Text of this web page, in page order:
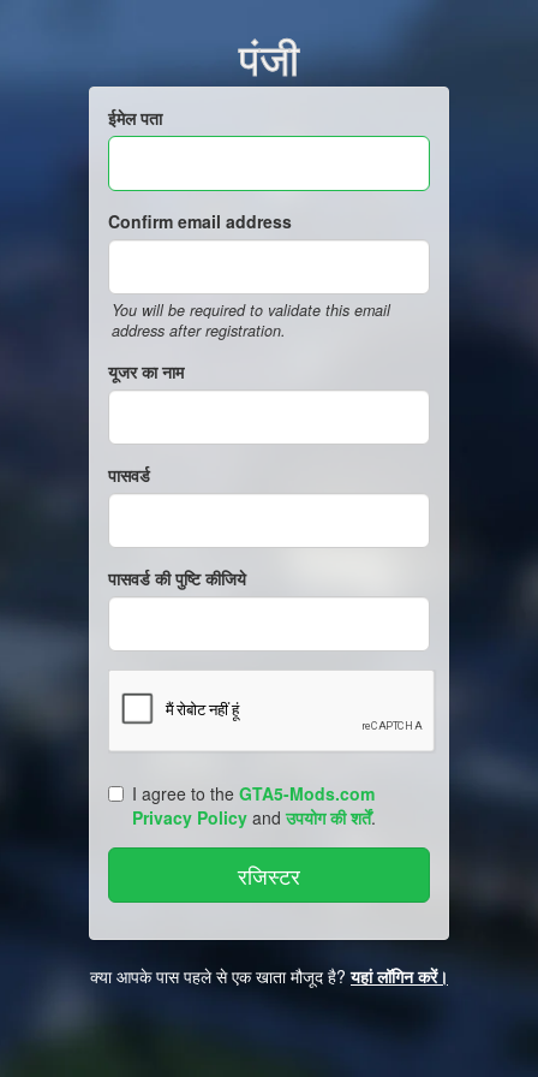
पंजी
ईमेल पता
Confirm email address
You will be required to validate this email
address after registration.
यूजर का नाम
पासवर्ड
पासवर्ड की पुष्टि कीजिये
I agree to the GTA5-Mods.com
Privacy Policy andउपयोग की शर्तें.
क्या आपके पास पहले से एक खाता मौजूद है?यहां लॉगिन करें।